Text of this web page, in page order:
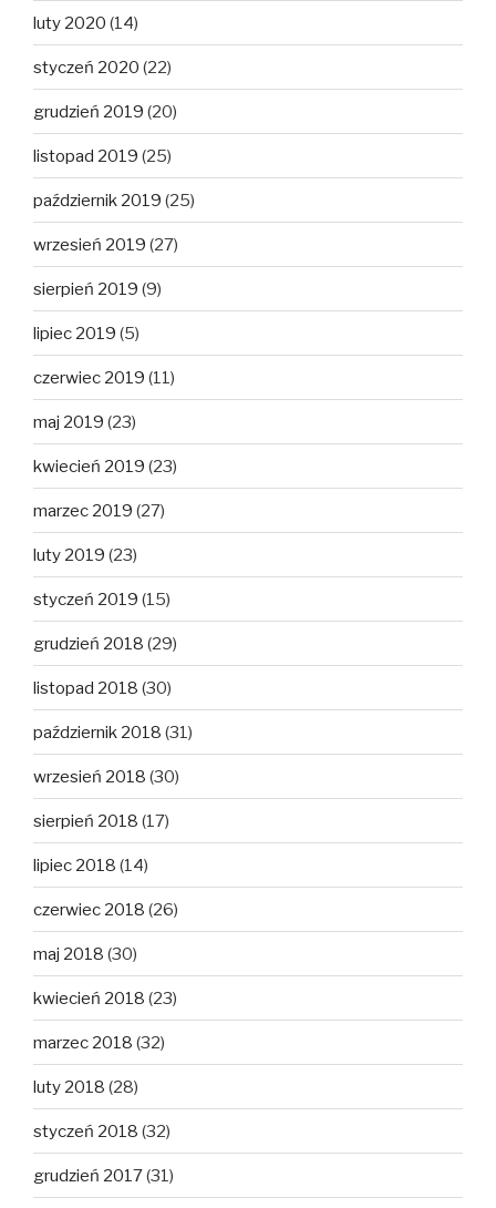
luty 2020 (14)
styczeń 2020 (22)
grudzień 2019 (20)
listopad 2019 (25)
październik 2019 (25)
wrzesień 2019 (27)
sierpień 2019 (9)
lipiec 2019 (5)
czerwiec 2019 (11)
maj 2019 (23)
kwiecień 2019 (23)
marzec 2019 (27)
luty 2019 (23)
styczeń 2019 (15)
grudzień 2018 (29)
listopad 2018 (30)
październik 2018 (31)
wrzesień 2018 (30)
sierpień 2018 (17)
lipiec 2018 (14)
czerwiec 2018 (26)
maj 2018 (30)
kwiecień 2018 (23)
marzec 2018 (32)
luty 2018 (28)
styczeń 2018 (32)
grudzień 2017(31)